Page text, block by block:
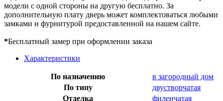
модели с одной стороны на другую бесплатно. За
дополнительную плату дверь может комплектоваться любыми
замками и фурнитурой предоставленной на нашем сайте.
*Бесплатный замер при оформлении заказа
Характеристики
По назначению
в загородный дом
По типу
двустворчатая
Отделка
филенчатая